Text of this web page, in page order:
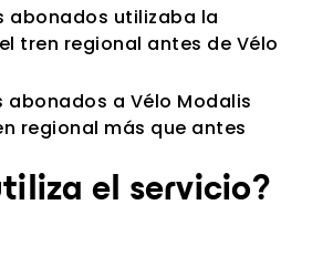
abonados utilizaba la
tren regional antes de Vélo
abonados a Vélo Modalis
regional más que antes
el servicio?